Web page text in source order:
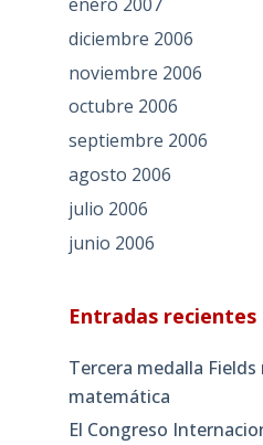
diciembre 2006
noviembre 2006
octubre 2006
septiembre 2006
agosto 2006
julio 2006
junio 2006
Entradas recientes
Tercera medalla
matemática
El Congreso